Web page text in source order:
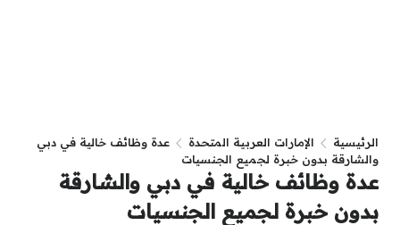
الرئيسية الإمارات العربية المتحدة
عدة وظائف خالية في دبي
والشارقة بدون خبرة لجميع الجنسيات
عدة وظائف خالية في دبي والشارقة
بدون خبرة لجميع الجنسيات